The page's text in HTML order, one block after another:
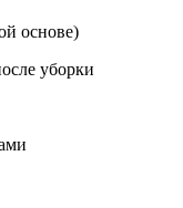
основе)
уборки